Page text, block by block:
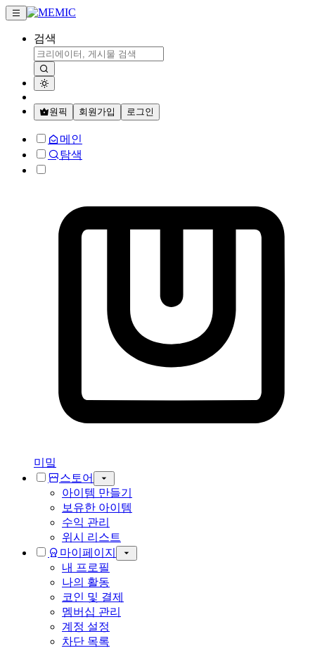
검색
원픽 회원가입 로그인
메인
탐색
미밐
스토어
아이템 만들기
보유한 아이템
수익 관리
위시 리스트
마이페이지
내 프로필
나의 활동
코인 및 결제
멤버십 관리
계정 설정
차단 목록